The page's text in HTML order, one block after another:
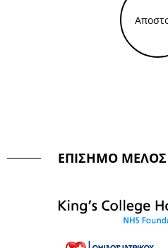
ΕΠΙΣΗΜΟ ΜΕΛΟΣ